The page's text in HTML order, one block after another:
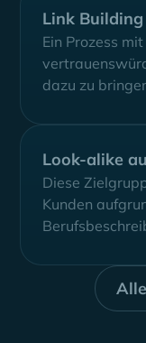
Link Building
Ein Prozess
dazu zu
Look-alike
Diese
Kunden
gewonnen...